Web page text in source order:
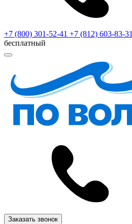
+7 (800) 301-52-41 +7 (812) 603-83-31
бесплатный
Заказать звонок